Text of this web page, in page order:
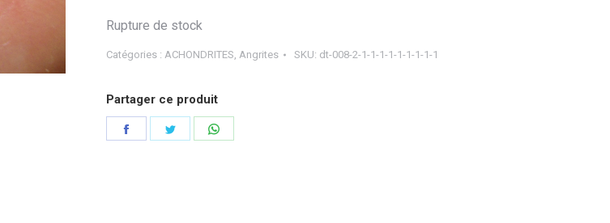
Rupture de stock
Catégories : ACHONDRITES, Angrites SKU: dt-008-2-1-1-1-1-1-1-1-1-1
Partager ce produit
Partager Partager